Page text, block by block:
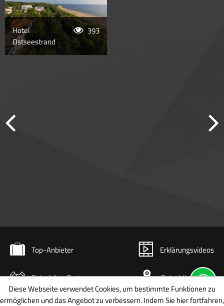
Hotel
Ostseestrand
393
Top-Anbieter Erklärungsvideos
Reisebüro-Partner
Reisebüro-Karte
Diese Webseite verwendet Cookies, um bestimmte Funktionen zu
ermöglichen und das Angebot zu verbessern. Indem Sie hier fortfahren,